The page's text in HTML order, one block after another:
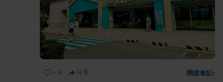
+ 6 分享 開啟食記›